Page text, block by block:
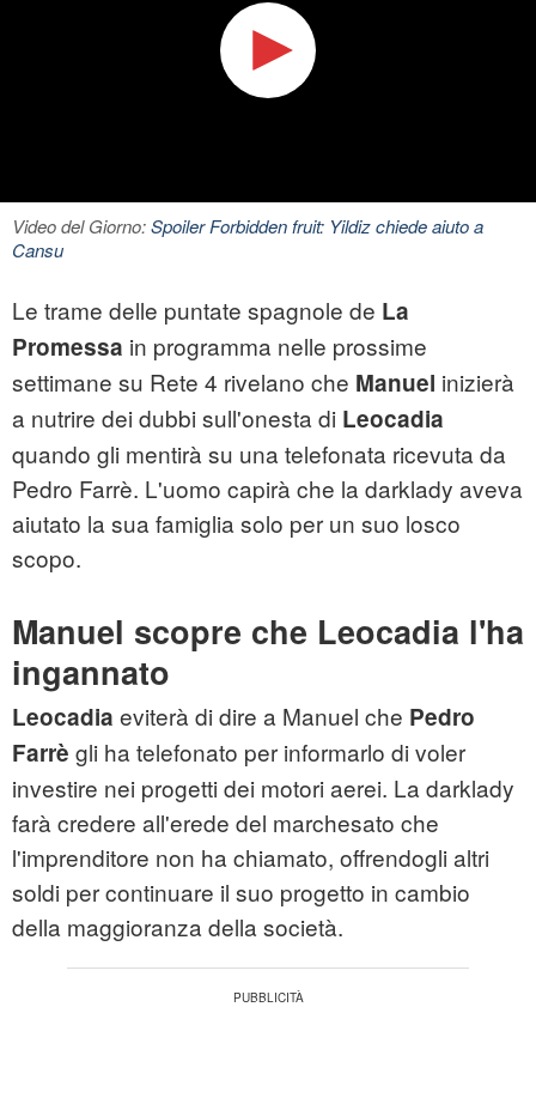
Video del Giorno:Spoiler Forbidden fruit: Yildiz chiede aiuto a
Cansu
Le trame delle puntate spagnole de La
Promessa in programma nelle prossime
settimane su Rete 4 rivelano che Manuel inizierà
a nutrire dei dubbi sull'onesta di Leocadia
quando gli mentirà su una telefonata ricevuta da
Pedro Farrè. L'uomo capirà che la darklady aveva
aiutato la sua famiglia solo per un suo losco
scopo.
Manuel scopre che Leocadia l'ha
ingannato
Leocadia eviterà di dire a Manuel che Pedro
Farrè gli ha telefonato per informarlo di voler
investire nei progetti dei motori aerei. La darklady
farà credere all'erede del marchesato che
l'imprenditore non ha chiamato, offrendogli altri
soldi per continuare il suo progetto in cambio
della maggioranza della società.